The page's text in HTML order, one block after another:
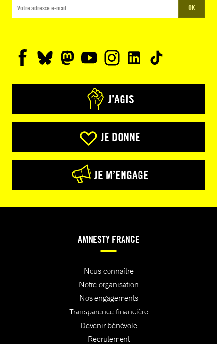
OK
J’AGIS
JE DONNE
JE M’ENGAGE
AMNESTY FRANCE
Nous connaître
Notre organisation
Nos engagements
Transparence financière
Devenir bénévole
Recrutement